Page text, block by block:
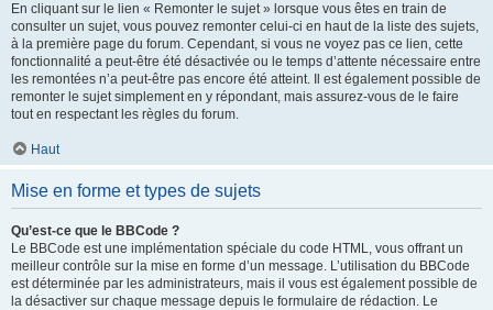
En cliquant sur le lien « Remonter le sujet » lorsque vous êtes en train de
consulter un sujet, vous pouvez remonter celui-ci en haut de la liste des sujets,
à la première page du forum. Cependant, si vous ne voyez pas ce lien, cette
fonctionnalité a peut-être été désactivée ou le temps d’attente nécessaire entre
les remontées n’a peut-être pas encore été atteint. Il est également possible de
remonter le sujet simplement en y répondant, mais assurez-vous de le faire
tout en respectant les règles du forum.
Haut
Mise en forme et types de sujets
Qu’est-ce que le BBCode ?
Le BBCode est une implémentation spéciale du code HTML, vous offrant un
meilleur contrôle sur la mise en forme d’un message. L’utilisation du BBCode
est déterminée par les administrateurs, mais il vous est également possible de
la désactiver sur chaque message depuis le formulaire de rédaction. Le